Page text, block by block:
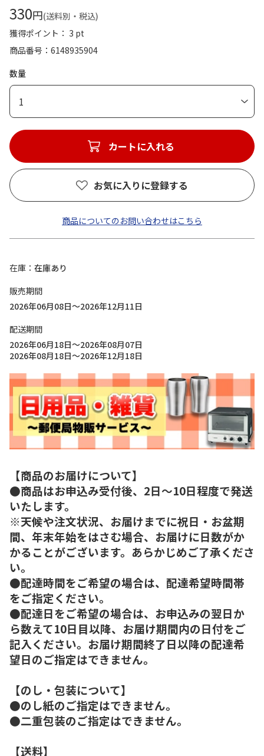
330円(送料別・税込)
獲得ポイント： 3 pt
商品番号
6148935904
数量
1
カートに入れる
お気に入りに登録する
商品についてのお問い合わせはこちら
在庫
在庫あり
販売期間
2026年06月08日～2026年12月11日
配送期間
2026年06月18日～2026年08月07日
2026年08月18日～2026年12月18日
【商品のお届けについて】
●商品はお申込み受付後、2日～10日程度で発送
いたします。
※天候や注文状況、お届けまでに祝日・お盆期
間、年末年始をはさむ場合、お届けに日数がか
かることがございます。あらかじめご了承くださ
い。
●配達時間をご希望の場合は、配達希望時間帯
をご指定ください。
●配達日をご希望の場合は、お申込みの翌日か
ら数えて10日目以降、お届け期間内の日付をご
記入ください。お届け期間終了日以降の配達希
望日のご指定はできません。
【のし・包装について】
●のし紙のご指定はできません。
●二重包装のご指定はできません。
【送料】